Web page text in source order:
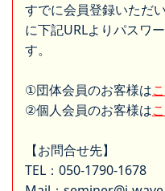
すでに会員登録いただ
に下記URLよりパスワ
す。
①団体会員のお客様は
②個人会員のお客様は
【お問合せ先】
TEL：050-1790-1678